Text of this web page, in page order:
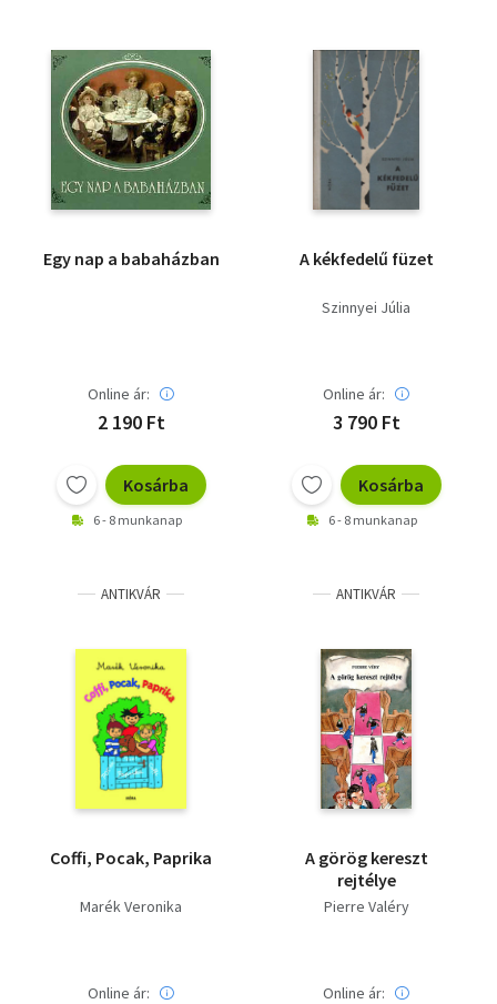
Egy nap a babaházban
Online ár:
2 190 Ft
Kosárba
6 - 8 munkanap
A kékfedelű füzet
Szinnyei Júlia
Online ár:
3 790 Ft
Kosárba
6 - 8 munkanap
ANTIKVÁR
Coffi, Pocak, Paprika
Marék Veronika
Online ár:
ANTIKVÁR
A görög kereszt
rejtélye
Pierre Valéry
Online ár: